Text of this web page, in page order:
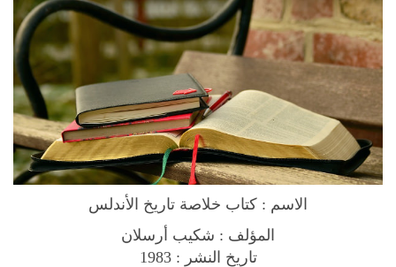
i
H
s
t
o
r
y
الاسم : كتاب خلاصة تاريخ الأندلس
المؤلف : شكيب أرسلان
تاريخ النشر : 1983